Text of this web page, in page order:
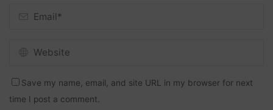
Save my name, email, and site URL in my browser for next
time I post a comment.